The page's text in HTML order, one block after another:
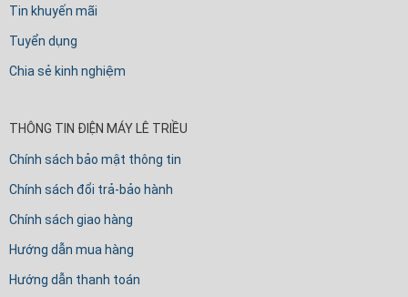
Tin khuyến mãi
Tuyển dụng
Chia sẻ kinh nghiệm
THÔNG TIN ĐIỆN MÁY LÊ TRIỀU
Chính sách bảo mật thông tin
Chính sách đổi trả-bảo hành
Chính sách giao hàng
Hướng dẫn mua hàng
Hướng dẫn thanh toán